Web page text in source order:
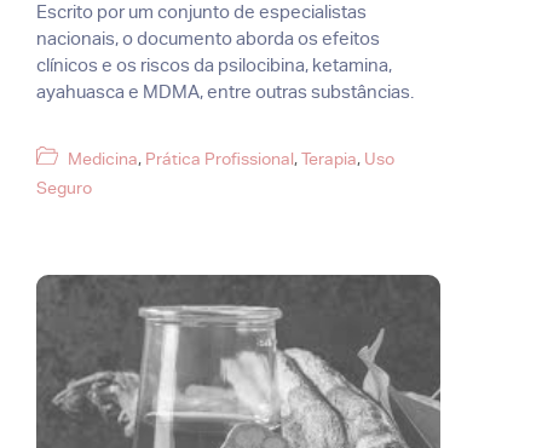
Escrito por um conjunto de especialistas
nacionais, o documento aborda os efeitos
clínicos e os riscos da psilocibina, ketamina,
ayahuasca e MDMA, entre outras substâncias.
Categorias
Medicina, Prática Profissional,Terapia, Uso
Seguro